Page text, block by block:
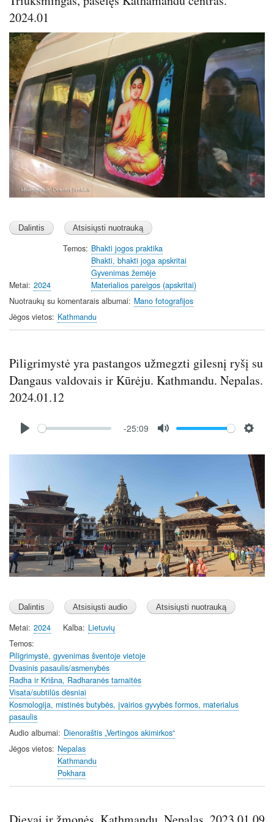
2024.01
Image
Metai 2024
Temos Bhakti jogos praktika
Bhakti, bhakti joga apskritai
Gyvenimas žemėje
Materialios pareigos (apskritai)
Nuotraukų su komentarais albumai
Mano fotografijos
Jėgos vietos Kathmandu
Piligrimystė yra pastangos užmegzti gilesnį ryšį su
Dangaus valdovais ir Kūrėju. Kathmandu. Nepalas.
2024.01.12
l
-25:09
u
e
t
g
s
Metai 2024 Kalba Lietuvių
Temos
Piligrimystė, gyvenimas šventoje vietoje
Dvasinis pasaulis/asmenybės
Radha ir Krišna, Radharanės tarnaitės
Visata/subtilūs dėsniai
Kosmologija, mistinės butybės, įvairios gyvybės formos, materialus
pasaulis
Audio albumai
Dienoraštis „Vertingos akimirkos“
Jėgos vietos Nepalas
Kathmandu
Pokhara